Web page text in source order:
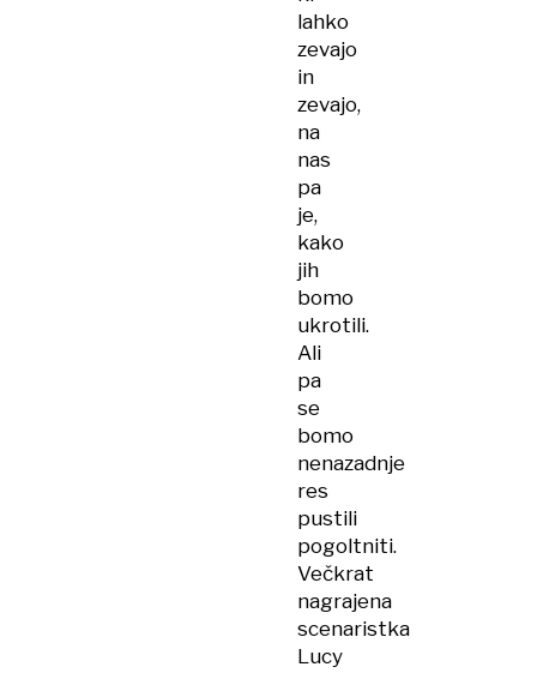
lahko
zevajo
in
zevajo,
na
nas
pa
je,
kako
jih
bomo
ukrotili.
Ali
pa
se
bomo
nenazadnje
res
pustili
pogoltniti.
Večkrat
nagrajena
scenaristka
Lucy